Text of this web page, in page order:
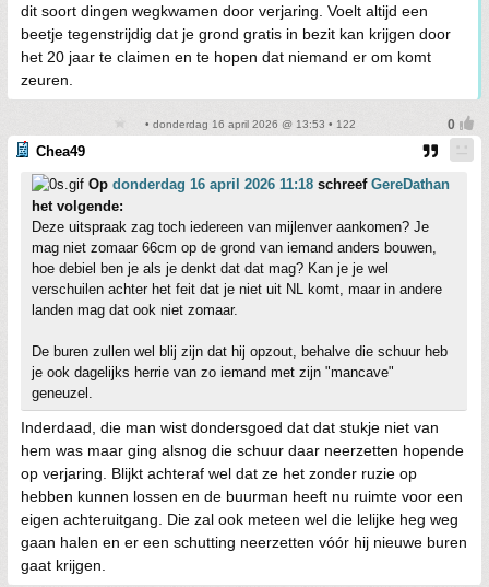
dit soort dingen wegkwamen door verjaring. Voelt altijd een
beetje tegenstrijdig dat je grond gratis in bezit kan krijgen door
het 20 jaar te claimen en te hopen dat niemand er om komt
zeuren.
• donderdag 16 april 2026 @ 13:53 • 122
Chea49
Op donderdag 16 april 2026 11:18 schreef GereDathan
het volgende:
Deze uitspraak zag toch iedereen van mijlenver aankomen? Je
mag niet zomaar 66cm op de grond van iemand anders bouwen,
hoe debiel ben je als je denkt dat dat mag? Kan je je wel
verschuilen achter het feit dat je niet uit NL komt, maar in andere
landen mag dat ook niet zomaar.
De buren zullen wel blij zijn dat hij opzout, behalve die schuur heb
je ook dagelijks herrie van zo iemand met zijn "mancave"
geneuzel.
Inderdaad, die man wist dondersgoed dat dat stukje niet van
hem was maar ging alsnog die schuur daar neerzetten hopende
op verjaring. Blijkt achteraf wel dat ze het zonder ruzie op
hebben kunnen lossen en de buurman heeft nu ruimte voor een
eigen achteruitgang. Die zal ook meteen wel die lelijke heg weg
gaan halen en er een schutting neerzetten vóór hij nieuwe buren
gaat krijgen.